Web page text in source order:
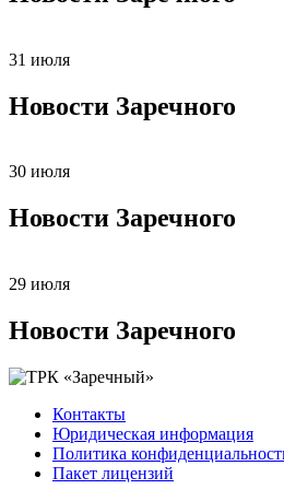
31 июля
Новости Заречного
30 июля
Новости Заречного
29 июля
Новости Заречного
Контакты
Юридическая информация
Политика
Пакет лицензий